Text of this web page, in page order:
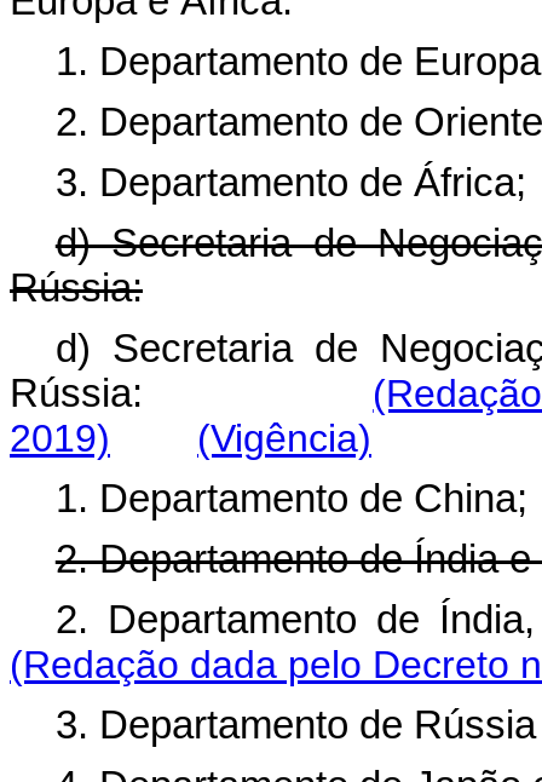
1. Departamento de
2. Departamento de
3. Departamento de África;
d) Secretaria de
Rússia:
d) Secretaria de
Rússia:
2019)
(Vigência)
1. Departamento de China;
2. Departamento de Índia
2. Departamento de
(Redação dada pelo Decreto
3. Departamento de